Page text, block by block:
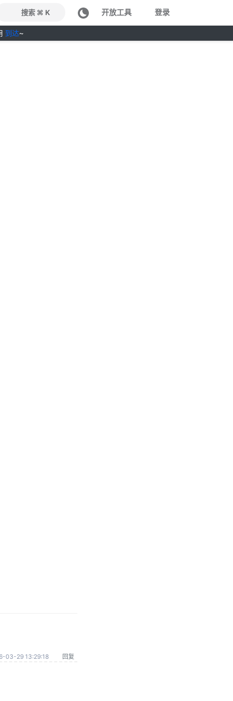
搜索 ⌘ K 开放工具 登录
到达~
03-29 13:29:18 回复